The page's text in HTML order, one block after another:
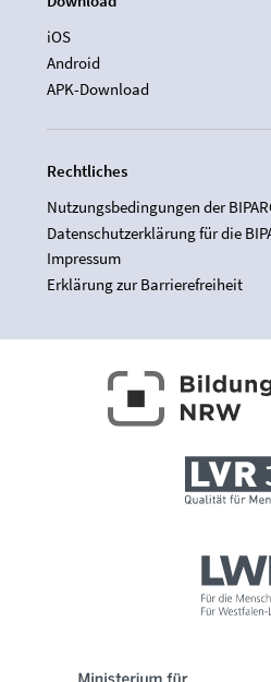
iOS
Android
APK-Download
Rechtliches
Nutzungsbedingungen der
Datenschutzerklärung für die
Impressum
Erklärung zur Barrierefreiheit